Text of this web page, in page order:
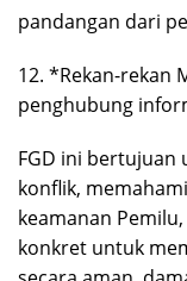
pandangan dari
12. *Rekan-rekan
penghubung
FGD ini bertujuan
konflik,
keamanan
konkret untuk